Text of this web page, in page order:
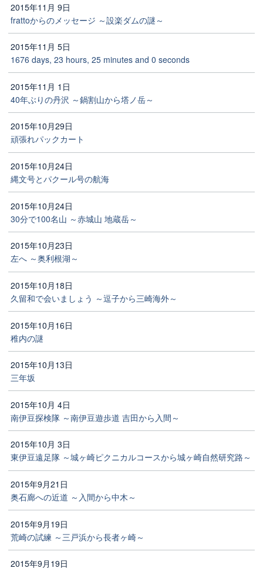
2015年11月 9日
frattoからのメッセージ ～設楽ダムの謎～
2015年11月 5日
1676 days, 23 hours, 25 minutes and 0 seconds
2015年11月 1日
40年ぶりの丹沢 ～鍋割山から塔ノ岳～
2015年10月29日
頑張れパックカート
2015年10月24日
縄文号とパクール号の航海
2015年10月24日
30分で100名山 ～赤城山 地蔵岳～
2015年10月23日
左へ ～奥利根湖～
2015年10月18日
久留和で会いましょう ～逗子から三崎海外～
2015年10月16日
稚内の謎
2015年10月13日
三年坂
2015年10月 4日
南伊豆探検隊 ～南伊豆遊歩道 吉田から入間～
2015年10月 3日
東伊豆遠足隊 ～城ヶ崎ピクニカルコースから城ヶ崎自然研究路～
2015年9月21日
奥石廊への近道 ～入間から中木～
2015年9月19日
荒崎の試練 ～三戸浜から長者ヶ崎～
2015年9月19日